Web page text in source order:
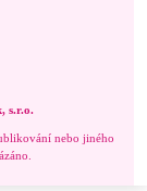
s.r.o.
nebo jiného